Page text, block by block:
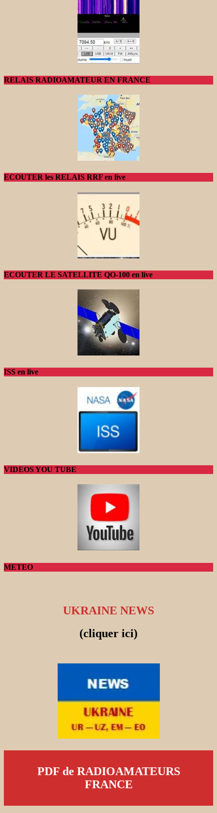
RELAIS RADIOAMATEUR EN FRANCE
ECOUTER les RELAIS RRF en live
ECOUTER LE SATELLITE QO-100 en live
ISS en live
VIDEOS YOU TUBE
METEO
UKRAINE NEWS
(cliquer ici)
PDF de RADIOAMATEURS
FRANCE